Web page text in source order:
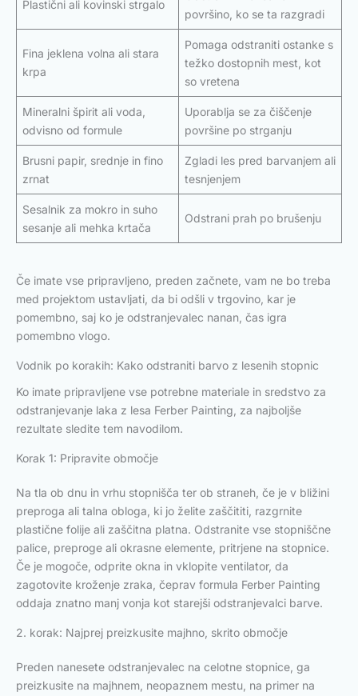
Plastični ali kovinski strgalo
površino, ko se ta razgradi
Fina jeklena volna ali stara
krpa
Pomaga odstraniti ostanke s
težko dostopnih mest, kot
so vretena
Mineralni špirit ali voda,
odvisno od formule
Uporablja se za čiščenje
površine po strganju
Brusni papir, srednje in fino
zrnat
Zgladi les pred barvanjem ali
tesnjenjem
Sesalnik za mokro in suho
sesanje ali mehka krtača
Odstrani prah po brušenju
Če imate vse pripravljeno, preden začnete, vam ne bo treba
med projektom ustavljati, da bi odšli v trgovino, kar je
pomembno, saj ko je odstranjevalec nanan, čas igra
pomembno vlogo.
Vodnik po korakih: Kako odstraniti barvo z lesenih stopnic
Ko imate pripravljene vse potrebne materiale in sredstvo za
odstranjevanje laka z lesa Ferber Painting, za najboljše
rezultate sledite tem navodilom.
Korak 1: Pripravite območje
Na tla ob dnu in vrhu stopnišča ter ob straneh, če je v bližini
preproga ali talna obloga, ki jo želite zaščititi, razgrnite
plastične folije ali zaščitna platna. Odstranite vse stopniščne
palice, preproge ali okrasne elemente, pritrjene na stopnice.
Če je mogoče, odprite okna in vklopite ventilator, da
zagotovite kroženje zraka, čeprav formula Ferber Painting
oddaja znatno manj vonja kot starejši odstranjevalci barve.
2. korak: Najprej preizkusite majhno, skrito območje
Preden nanesete odstranjevalec na celotne stopnice, ga
preizkusite na majhnem, neopaznem mestu, na primer na